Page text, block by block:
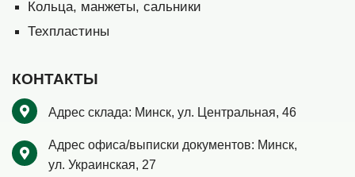
Кольца, манжеты, сальники
Техпластины
КОНТАКТЫ
Адрес склада: Минск, ул. Центральная, 46
Адрес офиса/выписки документов: Минск,
ул. Украинская, 27